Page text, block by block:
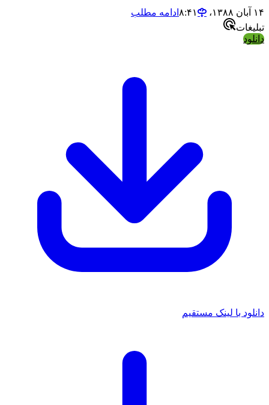
۱۴ آبان ۱۳۸۸،‏ ۸:۴۱
ادامه مطلب
تبلیغات
دانلود
دانلود با لینک مستقیم